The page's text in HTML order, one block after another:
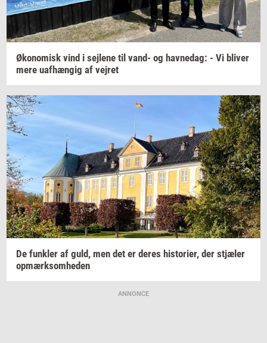
Øko­no­misk vind i sej­le­ne til vand- og hav­nedag: - Vi bli­ver
mere uaf­hæn­gig af vej­ret
De funk­ler af guld, men det er deres hi­sto­ri­er, der stjæ­ler
op­mærk­som­he­den
ANNONCE